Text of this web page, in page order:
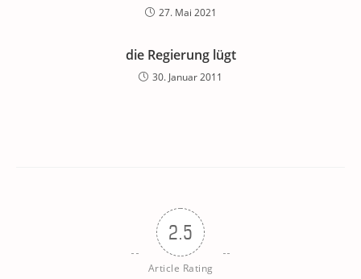
27. Mai 2021
die Regierung lügt
30. Januar 2011
2.5
Article Rating